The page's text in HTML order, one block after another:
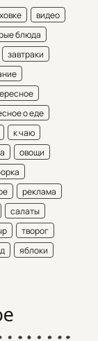
видео
блюда
завтраки
о еде
к чаю
овощи
реклама
салаты
творог
яблоки